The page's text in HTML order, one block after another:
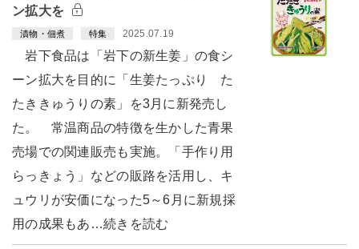
ン拡大を
漬物・佃煮 特集 2025.07.19
岩下食品は「岩下の新生姜」の食シ
ーン拡大を目的に「生姜たっぷり た
たききゅうりの素」を3月に新発売し
た。 常温商品の特徴を生かした青果
売場での関連販売も実施。「手作り用
らっきょう」などの販路を活用し、キ
ュウリが安価になった5～6月に新規採
用の成果もあ…続きを読む